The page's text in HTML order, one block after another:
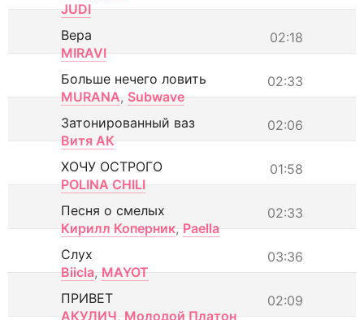
JUDI
02:18
Вера
MIRAVI
02:33
Больше нечего ловить
MURANA, Subwave
02:06
Затонированный ваз
Витя АК
01:58
ХОЧУ ОСТРОГО
POLINA CHILI
02:33
Песня о смелых
Кирилл Коперник, Paella
03:36
Слух
Biicla, MAYOT
02:09
ПРИВЕТ
АКУЛИЧ, Молодой Платон